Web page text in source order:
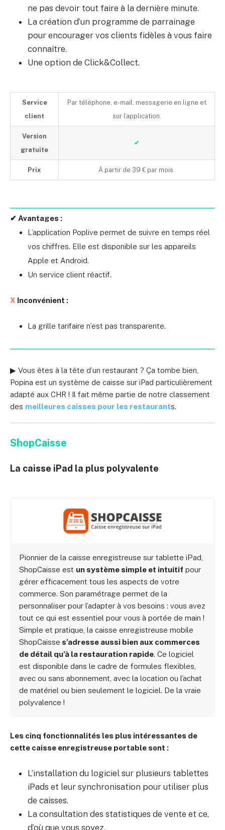
ne pas devoir tout faire à la dernière minute.
La création d’un programme de parrainage
pour encourager vos clients fidèles à vous faire
connaître.
Une option de Click&Collect.
Service
client
Par téléphone, e-mail, messagerie en ligne et
sur l’application.
Version
gratuite
✔
Prix À partir de 39 € par mois.
✔ Avantages :
L’application Poplive permet de suivre en temps réel
vos chiffres. Elle est disponible sur les appareils
Apple et Android.
Un service client réactif.
X Inconvénient :
La grille tarifaire n’est pas transparente.
▶ Vous êtes à la tête d’un restaurant ? Ça tombe bien,
Popina est un système de caisse sur iPad particulièrement
adapté aux CHR ! Il fait même partie de notre classement
des meilleures caisses pour les restaurants.
ShopCaisse
La caisse iPad la plus polyvalente
Pionnier de la caisse enregistreuse sur tablette iPad,
ShopCaisse est un système simple et intuitif pour
gérer efficacement tous les aspects de votre
commerce. Son paramétrage permet de la
personnaliser pour l’adapter à vos besoins : vous avez
tout ce qui est essentiel pour vous à portée de main !
Simple et pratique, la caisse enregistreuse mobile
ShopCaisse s’adresse aussi bien aux commerces
de détail qu’à la restauration rapide. Ce logiciel
est disponible dans le cadre de formules flexibles,
avec ou sans abonnement, avec la location ou l’achat
de matériel ou bien seulement le logiciel. De la vraie
polyvalence !
Les cinq fonctionnalités les plus intéressantes de
cette caisse enregistreuse portable sont :
L’installation du logiciel sur plusieurs tablettes
iPads et leur synchronisation pour utiliser plus
de caisses.
La consultation des statistiques de vente et ce,
d’où que vous soyez.